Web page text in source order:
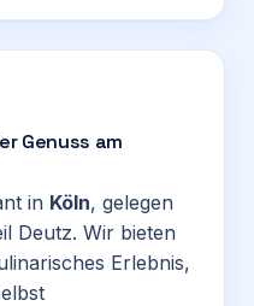
Genuss am
in Köln, gelegen
Deutz. Wir bieten
Erlebnis,